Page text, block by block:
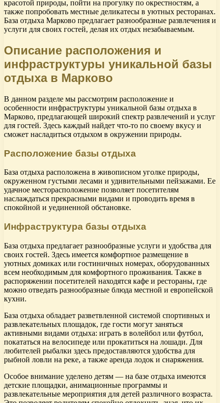
красотой природы, пойти на прогулку по окрестностям, а
также попробовать местные деликатесы в уютных ресторанах.
База отдыха Марково предлагает разнообразные развлечения и
услуги для своих гостей, делая их отдых незабываемым.
Описание расположения и
инфраструктуры уникальной базы
отдыха в Марково
В данном разделе мы рассмотрим расположение и
особенности инфраструктуры уникальной базы отдыха в
Марково, предлагающей широкий спектр развлечений и услуг
для гостей. Здесь каждый найдет что-то по своему вкусу и
сможет насладиться отдыхом в окружении природы.
Расположение базы отдыха
База отдыха расположена в живописном уголке природы,
окруженном густыми лесами и удивительными пейзажами. Ее
удачное месторасположение позволяет посетителям
наслаждаться прекрасными видами и проводить время в
спокойной и уединенной обстановке.
Инфраструктура базы отдыха
База отдыха предлагает разнообразные услуги и удобства для
своих гостей. Здесь имеется комфортное размещение в
уютных домиках или гостиничных номерах, оборудованных
всем необходимым для комфортного проживания. Также в
распоряжении посетителей находятся кафе и рестораны, где
можно отведать разнообразные блюда местной и европейской
кухни.
База отдыха обладает разветвленной системой спортивных и
развлекательных площадок, где гости могут заняться
активными видами отдыха: играть в волейбол или футбол,
покататься на велосипеде или прокатиться на лошади. Для
любителей рыбалки здесь предоставляются удобства для
рыбной ловли на реке, а также аренда лодок и снаряжения.
Особое внимание уделено детям — на базе отдыха имеются
детские площадки, анимационные программы и
развлекательные мероприятия для детей различного возраста.